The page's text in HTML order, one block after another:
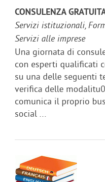
CONSULENZA
Servizi istituzionali,
Servizi alle imprese
Una giornata di
con esperti qualificati
su una delle seguenti
verifica delle
comunica il proprio
social ...